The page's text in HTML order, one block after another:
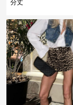
分丈